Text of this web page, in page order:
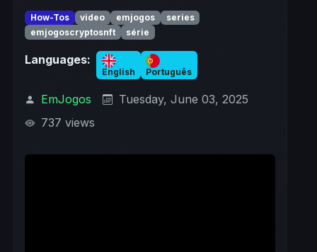
How-Tos video emjogos
series
emjogoscryptosnft
série
Languages:
English Português
EmJogos
Tuesday, June 03, 2025
737 views